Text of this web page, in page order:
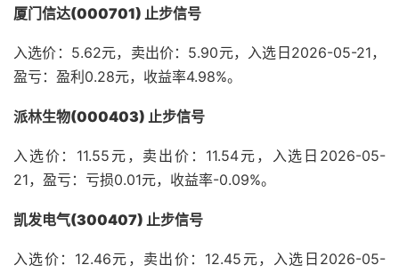
厦门信达(000701) 止步信号
入选价：5.62元，卖出价：5.90元，入选日2026-05-21，
盈亏：盈利0.28元，收益率4.98%。
派林生物(000403) 止步信号
入选价：11.55元，卖出价：11.54元，入选日2026-05-
21，盈亏：亏损0.01元，收益率-0.09%。
凯发电气(300407) 止步信号
入选价：12.46元，卖出价：12.45元，入选日2026-05-